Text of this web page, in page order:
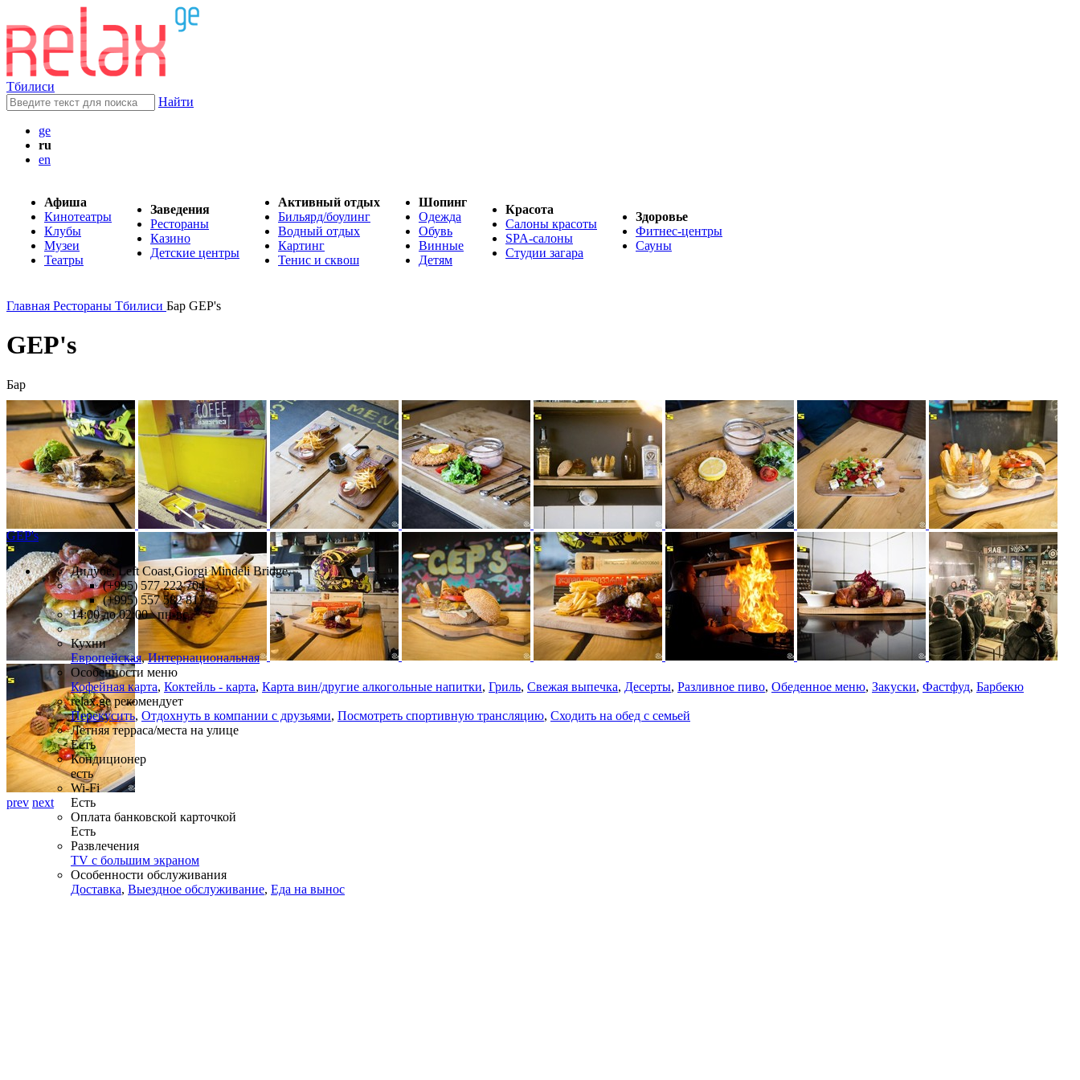
Тбилиси
Найти
ge
ru
en
Афиша
Кинотеатры
Клубы
Музеи
Театры
Заведения
Рестораны
Казино
Детские центры
Активный отдых
Бильярд/боулинг
Водный отдых
Картинг
Тенис и сквош
Шопинг
Одежда
Обувь
Винные
Детям
Красота
Салоны красоты
SPA-салоны
Студии загара
Здоровье
Фитнес-центры
Сауны
Главная Рестораны Тбилиси Бар GEP's
GEP's
Бар
prev next
GEP's
Дидубе, Left Coast,Giorgi Mindeli Bridge,
(+995) 577 222 704,
(+995) 557 582 817
14:00 до 02:00 пн-вс
Кухни
Европейская,Интернациональная
Особенности меню
Кофейная карта, Коктейль - карта, Карта вин/другие алкогольные напитки, Гриль, Свежая выпечка, Десерты, Разливное пиво, Обеденное меню, Закуски, Фастфуд, Барбекю
relax.ge рекомендует
Перекусить, Отдохнуть в компании с друзьями, Посмотреть спортивную трансляцию, Сходить на обед с семьей
Летняя терраса/места на улице
Есть
Кондиционер
есть
Wi-Fi
Есть
Оплата банковской карточкой
Есть
Развлечения
TV с большим экраном
Особенности обслуживания
Доставка, Выездное обслуживание, Еда на вынос